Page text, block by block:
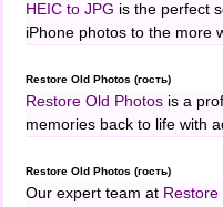
HEIC to JPG is the perfect
iPhone photos to the more
Restore Old Photos (гость)
Restore Old Photos is a
memories back to life with
Restore Old Photos (гость)
Our expert team at